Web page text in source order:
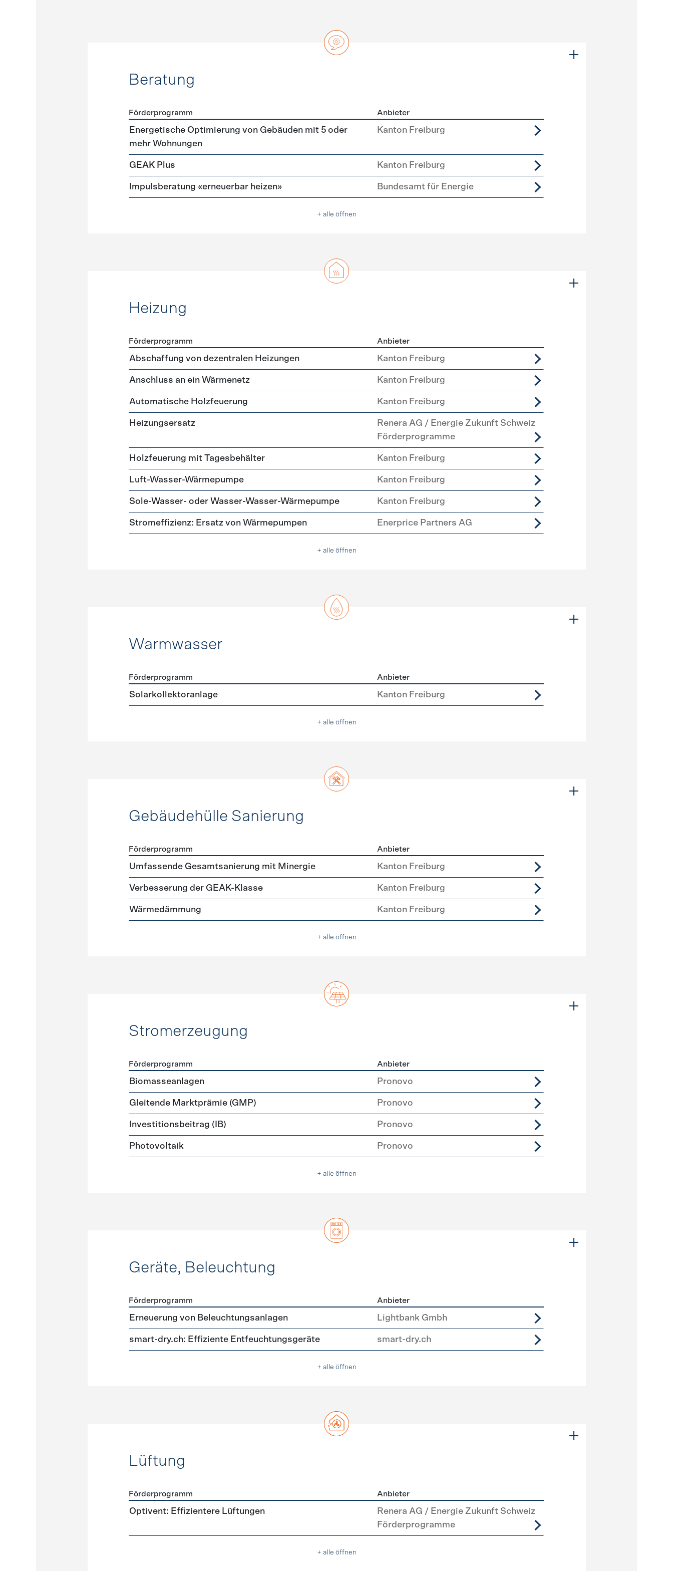
Beratung
Förderprogramme Beratung
Förderprogramm Anbieter
Energetische Optimierung von Gebäuden mit 5 oder
mehr Wohnungen
Kanton Freiburg
GEAK Plus Kanton Freiburg
Impulsberatung «erneuerbar heizen» Bundesamt für Energie
+ alle öffnen
Heizung
Förderprogramme Heizung
Förderprogramm Anbieter
Abschaffung von dezentralen Heizungen Kanton Freiburg
Anschluss an ein Wärmenetz Kanton Freiburg
Automatische Holzfeuerung Kanton Freiburg
Heizungsersatz
Renera AG / Energie Zukunft Schweiz
Förderprogramme
Holzfeuerung mit Tagesbehälter Kanton Freiburg
Luft-Wasser-Wärmepumpe Kanton Freiburg
Sole-Wasser- oder Wasser-Wasser-Wärmepumpe Kanton Freiburg
Stromeffizienz: Ersatz von Wärmepumpen Enerprice Partners AG
+ alle öffnen
Warmwasser
Förderprogramme Warmwasser
Förderprogramm Anbieter
Solarkollektoranlage Kanton Freiburg
+ alle öffnen
Gebäudehülle Sanierung
Förderprogramme Gebäudehülle Sanierung
Förderprogramm Anbieter
Umfassende Gesamtsanierung mit Minergie Kanton Freiburg
Verbesserung der GEAK-Klasse Kanton Freiburg
Wärmedämmung Kanton Freiburg
+ alle öffnen
Stromerzeugung
Förderprogramme
Förderprogramm Anbieter
Biomasseanlagen Pronovo
Gleitende Marktprämie (GMP) Pronovo
Investitionsbeitrag (IB) Pronovo
Photovoltaik Pronovo
+ alle öffnen
Geräte, Beleuchtung
Förderprogramme Geräte, Beleuchtung
Förderprogramm Anbieter
Erneuerung von Beleuchtungsanlagen Lightbank Gmbh
smart-dry.ch: Effiziente Entfeuchtungsgeräte smart-dry.ch
+ alle öffnen
Lüftung
Förderprogramme Lüftung
Förderprogramm Anbieter
Optivent: Effizientere Lüftungen
Renera AG / Energie Zukunft Schweiz
Förderprogramme
+ alle öffnen